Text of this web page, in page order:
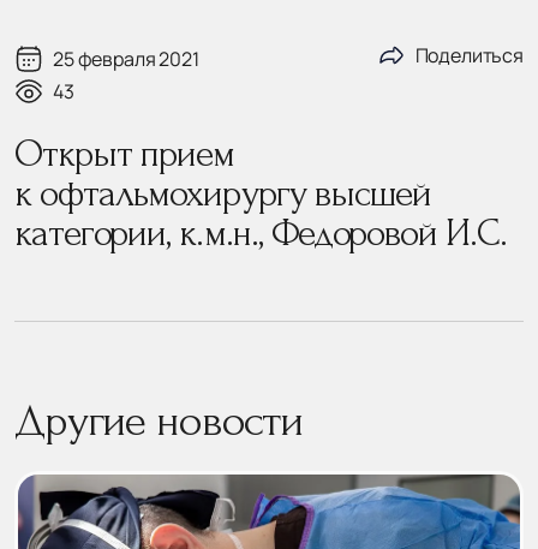
25 февраля 2021
43
Поделиться
Открыт прием
к офтальмохирургу высшей
категории, к.м.н., Федоровой И.С.
Другие новости